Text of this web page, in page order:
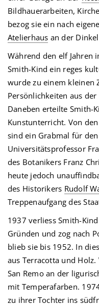
Bildhauerarbeiten,
bezog sie ein nach
Atelierhaus an der
Während den elf Jahren
Smith-Kind ein reges
wurde zu einem kleinen
Persönlichkeiten aus
Daneben erteilte Smith-
Kunstunterricht. Von
sind ein Grabmal für
Universitätsprofessor
des Botanikers Franz
heute jedoch
des Historikers Rudolf
Treppenaufgang des
1937 verliess Smith-
Gründen und zog nach
blieb sie bis 1952. In
aus Terracotta und
San Remo an der
mit Temperafarben.
zu ihrer Tochter ins